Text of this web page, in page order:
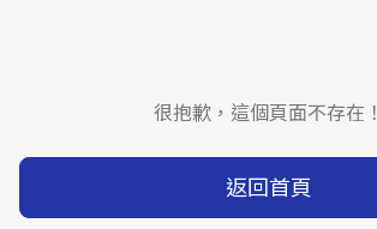
很抱歉，這個頁面不存在！
返回首頁